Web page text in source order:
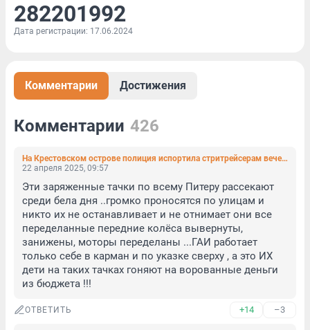
282201992
Дата регистрации: 17.06.2024
Комментарии Достижения
Комментарии 426
На Крестовском острове полиция испортила стритрейсерам вечеринку
22 апреля 2025, 09:57
Эти заряженные тачки по всему Питеру рассекают
среди бела дня ..громко проносятся по улицам и
никто их не останавливает и не отнимает они все
переделанные передние колёса вывернуты,
занижены, моторы переделаны ...ГАИ работает
только себе в карман и по указке сверху , а это ИХ
дети на таких тачках гоняют на ворованные деньги
из бюджета !!!
ОТВЕТИТЬ +14 –3